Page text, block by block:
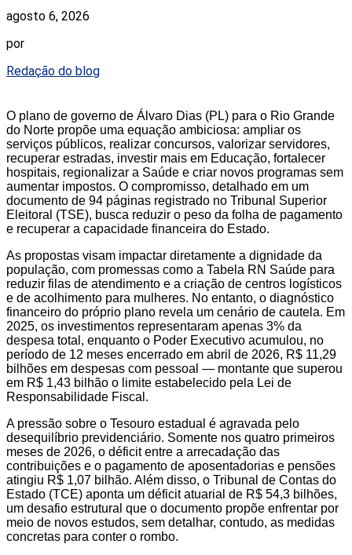
agosto 6, 2026
por
Redação do blog
O plano de governo de Álvaro Dias (PL) para o Rio Grande
do Norte propõe uma equação ambiciosa: ampliar os
serviços públicos, realizar concursos, valorizar servidores,
recuperar estradas, investir mais em Educação, fortalecer
hospitais, regionalizar a Saúde e criar novos programas sem
aumentar impostos. O compromisso, detalhado em um
documento de 94 páginas registrado no Tribunal Superior
Eleitoral (TSE), busca reduzir o peso da folha de pagamento
e recuperar a capacidade financeira do Estado.
As propostas visam impactar diretamente a dignidade da
população, com promessas como a Tabela RN Saúde para
reduzir filas de atendimento e a criação de centros logísticos
e de acolhimento para mulheres. No entanto, o diagnóstico
financeiro do próprio plano revela um cenário de cautela. Em
2025, os investimentos representaram apenas 3% da
despesa total, enquanto o Poder Executivo acumulou, no
período de 12 meses encerrado em abril de 2026, R$ 11,29
bilhões em despesas com pessoal — montante que superou
em R$ 1,43 bilhão o limite estabelecido pela Lei de
Responsabilidade Fiscal.
A pressão sobre o Tesouro estadual é agravada pelo
desequilíbrio previdenciário. Somente nos quatro primeiros
meses de 2026, o déficit entre a arrecadação das
contribuições e o pagamento de aposentadorias e pensões
atingiu R$ 1,07 bilhão. Além disso, o Tribunal de Contas do
Estado (TCE) aponta um déficit atuarial de R$ 54,3 bilhões,
um desafio estrutural que o documento propõe enfrentar por
meio de novos estudos, sem detalhar, contudo, as medidas
concretas para conter o rombo.